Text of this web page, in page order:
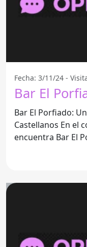
Fecha: 3/11/24 -
Bar El
Bar El Porfiado:
Castellanos En el corazón de Castellanos se
encuentra Bar El